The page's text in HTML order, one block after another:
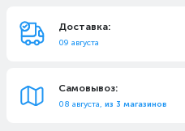
Доставка:
09 августа
Самовывоз:
08 августа, из 3 магазинов